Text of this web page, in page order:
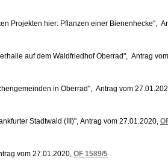
Projekten hier: Pflanzen einer Bienenhecke",
auf dem Waldfriedhof Oberrad", Antrag
in Oberrad", Antrag vom
Stadtwald (III)", Antrag vom 27.01.2020,
vom 27.01.2020, OF 1589/5